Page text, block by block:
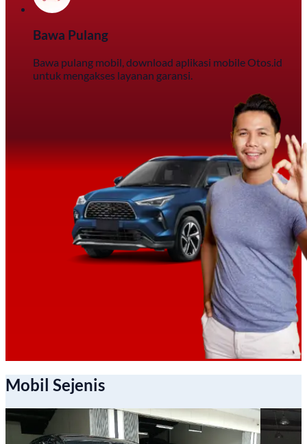
Bawa Pulang
Bawa pulang mobil, download aplikasi mobile Otos.id
untuk mengakses layanan garansi.
Mobil Sejenis